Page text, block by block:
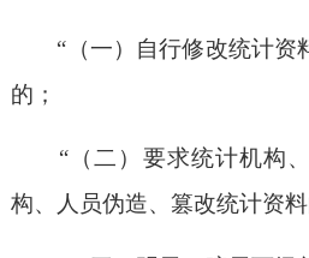
“（一）自行修改统计资
的；
“（二）要求统计机构、
构、人员伪造、篡改统计资料